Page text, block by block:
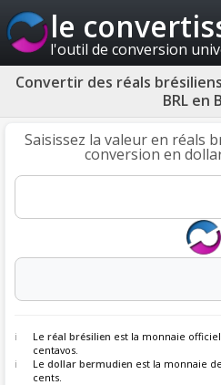
le
l'outil de conversion
Convertir des réals
BRL en
Saisissez la valeur en réals
conversion en
Le réal brésilien est la monnaie
centavos.
Le dollar bermudien est la monnaie
cents.